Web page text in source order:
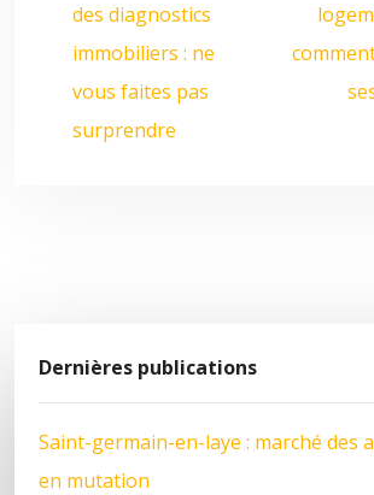
des diagnostics
immobiliers : ne
vous faites pas
surprendre
Dernières publications
Saint-germain-en-laye : marché des
en mutation